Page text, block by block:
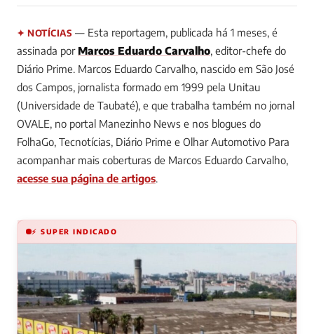
✦ NOTÍCIAS — Esta reportagem, publicada há 1 meses, é
assinada por Marcos Eduardo Carvalho, editor-chefe do
Diário Prime. Marcos Eduardo Carvalho, nascido em São José
dos Campos, jornalista formado em 1999 pela Unitau
(Universidade de Taubaté), e que trabalha também no jornal
OVALE, no portal Manezinho News e nos blogues do
FolhaGo, Tecnotícias, Diário Prime e Olhar Automotivo Para
acompanhar mais coberturas de Marcos Eduardo Carvalho,
acesse sua página de artigos.
⚡ SUPER INDICADO